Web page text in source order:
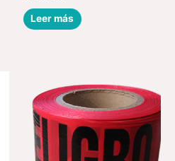
Valorado
en
0
de
Leer más